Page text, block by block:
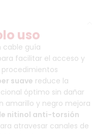
uso
cable guía
facilitar el acceso y
suave reduce la
óptimo sin dañar
amarillo y negro mejora
nitinol anti-torsión
atravesar canales de